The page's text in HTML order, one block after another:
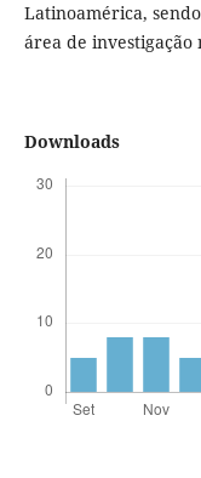
Latinoamérica,
área de investigação
Downloads